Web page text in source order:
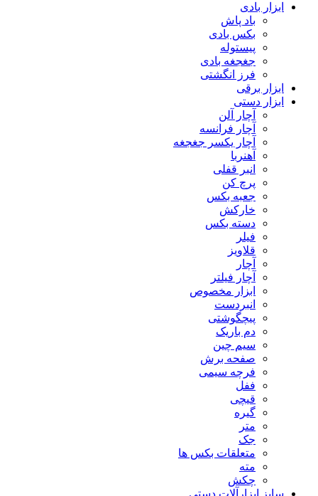
ابزار بادی
باد پاش
بکس بادی
پیستوله
جغجغه بادی
فرز انگشتی
ابزار برقی
ابزار دستی
آچار آلن
آچار فرانسه
آچار یکسر جغجغه
آهنربا
انبر قفلی
پرچ کن
جعبه بکس
خارکش
دسته بکس
فیلر
قلاویز
آچار
آچار فیلتر
ابزار مخصوص
انبردست
پیچگوشتی
دم باریک
سیم چین
صفحه برش
فرچه سیمی
ففل
قیچی
گیره
متر
جک
متعلقات بکس ها
مته
چکش
سایز ابزارآلات دستی